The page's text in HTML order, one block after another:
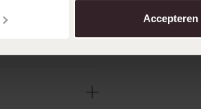
Accepteren